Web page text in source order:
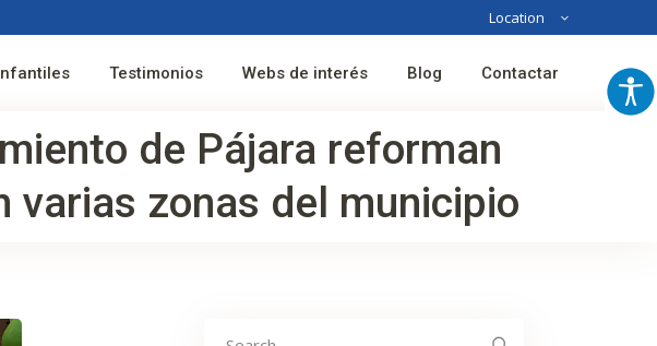
Location
Australia
Testimonios Webs de interés Blog Contactar
de Pájara reforman
varias zonas del municipio